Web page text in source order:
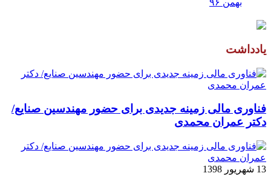
یادداشت
فناوری مالی زمینه جدیدی برای حضور مهندسین صنایع/
دکتر عمران محمدی
13 شهریور 1398